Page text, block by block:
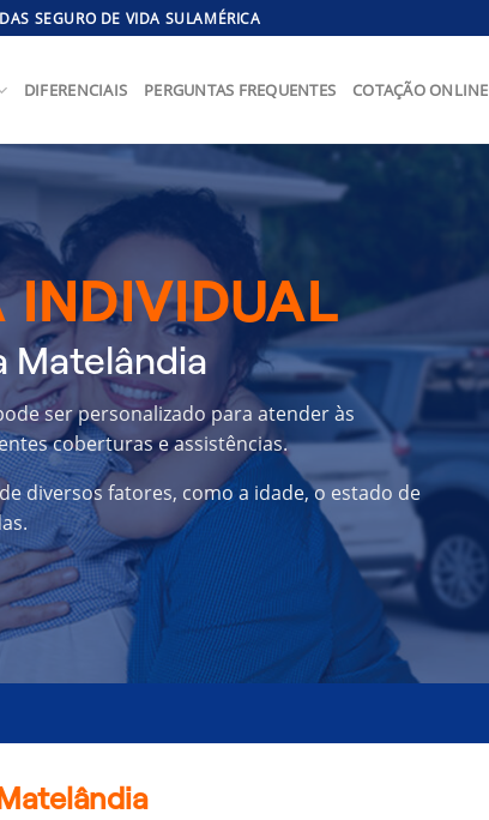
SEGURO DE VIDA SULAMÉRICA
DIFERENCIAIS PERGUNTAS FREQUENTES COTAÇÃO ONLINE
INDIVIDUAL
Matelândia
ser personalizado para atender às
coberturas e assistências.
diversos fatores, como a idade, o estado de